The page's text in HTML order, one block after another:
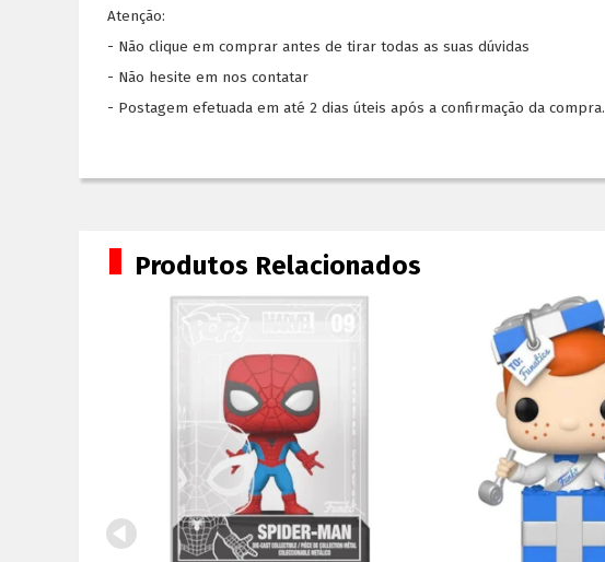
Atenção:
- Não clique em comprar antes de tirar todas as suas dúvidas
- Não hesite em nos contatar
- Postagem efetuada em até 2 dias úteis após a confirmação da compra.
Produtos Relacionados